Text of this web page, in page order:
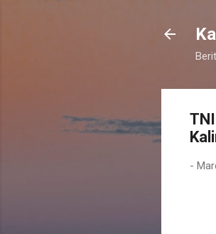
-